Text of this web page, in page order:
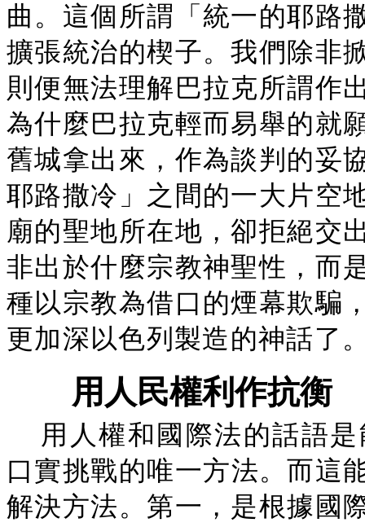
曲。這個所謂「統一的耶路
擴張統治的楔子。我們除非
則便無法理解巴拉克所謂作
為什麼巴拉克輕而易舉的就
舊城拿出來，作為談判的妥
耶路撒冷」之間的一大片空
廟的聖地所在地，卻拒絕交
非出於什麼宗教神聖性，而
種以宗教為借口的煙幕欺騙
更加深以色列製造的神話了
用人民權利作抗衡
用人權和國際法的話語
口實挑戰的唯一方法。而
解決方法。第一，是根據國